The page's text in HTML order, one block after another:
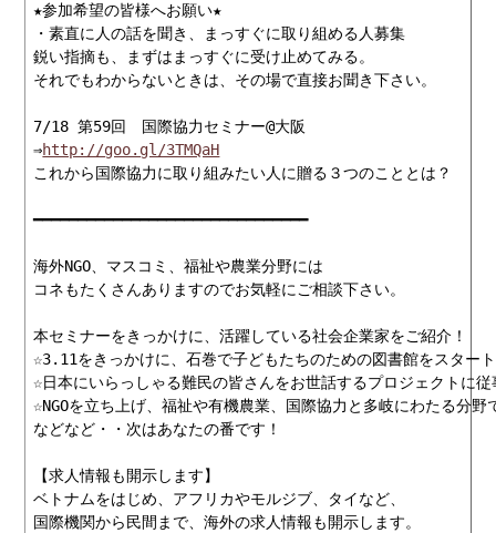
★参加希望の皆様へお願い★
・素直に人の話を聞き、まっすぐに取り組める人募集
鋭い指摘も、まずはまっすぐに受け止めてみる。
それでもわからないときは、その場で直接お聞き下さい。
7/18 第59回　国際協力セミナー@大阪
⇒http://goo.gl/3TMQaH
これから国際協力に取り組みたい人に贈る３つのこととは？
━━━━━━━━━━━━━━━━━━━━━━━━━━━━━━━
海外NGO、マスコミ、福祉や農業分野には
コネもたくさんありますのでお気軽にご相談下さい。
本セミナーをきっかけに、活躍している社会企業家をご紹介！
☆3.11をきっかけに、石巻で子どもたちのための図書館をスター
☆日本にいらっしゃる難民の皆さんをお世話するプロジェクトに従
☆NGOを立ち上げ、福祉や有機農業、国際協力と多岐にわたる分野
などなど・・次はあなたの番です！
【求人情報も開示します】
ベトナムをはじめ、アフリカやモルジブ、タイなど、
国際機関から民間まで、海外の求人情報も開示します。